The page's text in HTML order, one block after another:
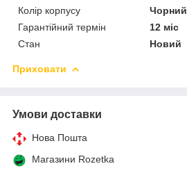
Колір корпусу
Чорний
Гарантійний термін
12 міс
Стан
Новий
Приховати
Умови доставки
Нова Пошта
Магазини Rozetka